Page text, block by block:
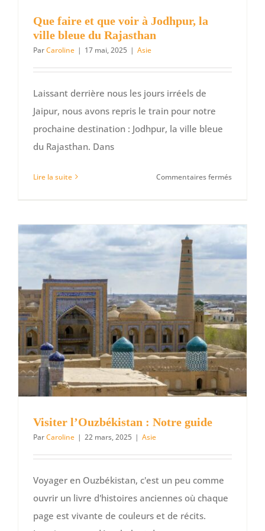
Que faire et que voir à Jodhpur, la
ville bleue du Rajasthan
ParCaroline | 17 mai, 2025 | Asie
Laissant derrière nous les jours irréels de
Jaipur, nous avons repris le train pour notre
prochaine destination : Jodhpur, la ville bleue
du Rajasthan. Dans
Lire la suite Commentaires ferméssur
voir
à
ville
bleue
du
Visiter l’Ouzbékistan : Notre guide
ParCaroline | 22 mars, 2025 | Asie
Voyager en Ouzbékistan, c'est un peu comme
ouvrir un livre d'histoires anciennes où chaque
page est vivante de couleurs et de récits.